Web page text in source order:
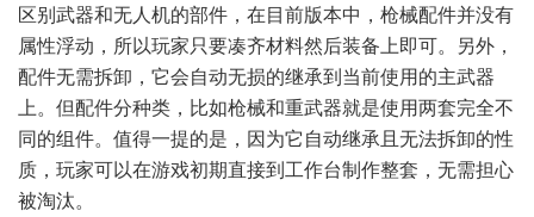
区别武器和无人机的部件，在目前版本中，枪械配件并没有
属性浮动，所以玩家只要凑齐材料然后装备上即可。另外，
配件无需拆卸，它会自动无损的继承到当前使用的主武器
上。但配件分种类，比如枪械和重武器就是使用两套完全不
同的组件。值得一提的是，因为它自动继承且无法拆卸的性
质，玩家可以在游戏初期直接到工作台制作整套，无需担心
被淘汰。